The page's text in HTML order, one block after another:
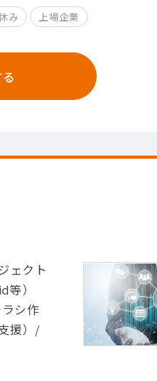
み 上場企業
ェクト
）
シ作
援）/